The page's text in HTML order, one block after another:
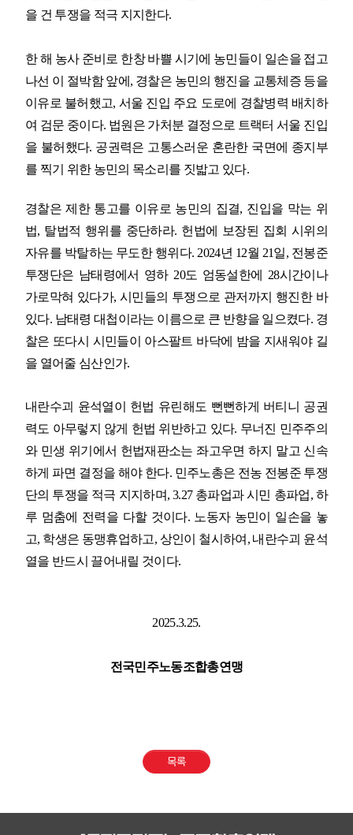
을 건 투쟁을 적극 지지한다.
한 해 농사 준비로 한창 바쁠 시기에 농민들이 일손을 접고
나선 이 절박함 앞에 , 경찰은 농민의 행진을 교통체증 등을
이유로 불허했고, 서울 진입 주요 도로에 경찰병력 배치하
여 검문 중이다. 법원은 가처분 결정으로 트랙터 서울 진입
을 불허했다. 공권력은 고통스러운 혼란한 국면에 종지부
를 찍기 위한 농민의 목소리를 짓밟고 있다.
경찰은 제한 통고를 이유로 농민의 집결, 진입을 막는 위
법, 탈법적 행위를 중단하라. 헌법에 보장된 집회 시위의
자유를 박탈하는 무도한 행위다. 2024년 12월 21일, 전봉준
투쟁단은 남태령에서 영하 20도 엄동설한에 28시간이나
가로막혀 있다가, 시민들의 투쟁으로 관저까지 행진한 바
있다. 남태령 대첩이라는 이름으로 큰 반향을 일으켰다. 경
찰은 또다시 시민들이 아스팔트 바닥에 밤을 지새워야 길
을 열어줄 심산인가.
내란수괴 윤석열이 헌법 유린해도 뻔뻔하게 버티니 공권
력도 아무렇지 않게 헌법 위반하고 있다. 무너진 민주주의
와 민생 위기에서 헌법재판소는 좌고우면 하지 말고 신속
하게 파면 결정을 해야 한다. 민주노총은 전농 전봉준 투쟁
단의 투쟁을 적극 지지하며, 3.27 총파업과 시민 총파업, 하
루 멈춤에 전력을 다할 것이다. 노동자 농민이 일손을 놓
고, 학생은 동맹휴업하고, 상인이 철시하여 , 내란수괴 윤석
열을 반드시 끌어내릴 것이다.
2025.3.25.
전국민주노동조합총연맹
목록